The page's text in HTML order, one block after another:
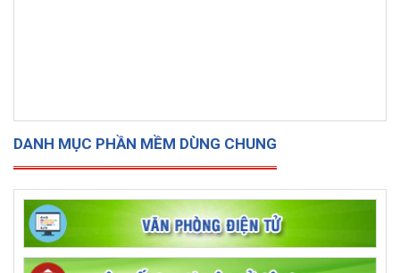
DANH MỤC PHẦN MỀM DÙNG CHUNG